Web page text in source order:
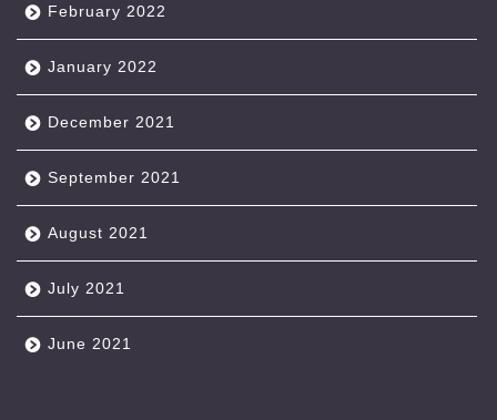
February 2022
January 2022
December 2021
September 2021
August 2021
July 2021
June 2021